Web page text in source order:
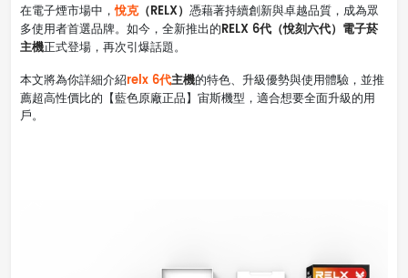
在電子煙市場中，悅克（RELX） 憑藉著持續創新與卓越品質，成為眾
多使用者首選品牌。如今，全新推出的RELX 6代（悅刻六代）電子菸
主機正式登場，再次引爆話題。
本文將為你詳細介紹relx 6代主機的特色、升級優勢與使用體驗，並推
薦超高性價比的【藍色原廠正品】宙斯機型，適合想要全面升級的用
戶。